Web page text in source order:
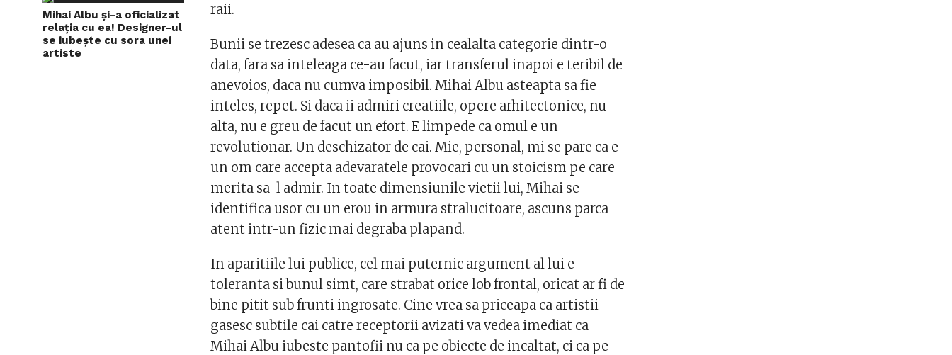
Mihai Albu și-a oficializat
relația cu ea! Designer-ul
se iubește cu sora unei
artiste
raii.
Bunii se trezesc adesea ca au ajuns in cealalta categorie dintr-o
data, fara sa inteleaga ce-au facut, iar transferul inapoi e teribil de
anevoios, daca nu cumva imposibil. Mihai Albu asteapta sa fie
inteles, repet. Si daca ii admiri creatiile, opere arhitectonice, nu
alta, nu e greu de facut un efort. E limpede ca omul e un
revolutionar. Un deschizator de cai. Mie, personal, mi se pare ca e
un om care accepta adevaratele provocari cu un stoicism pe care
merita sa-l admir. In toate dimensiunile vietii lui, Mihai se
identifica usor cu un erou in armura stralucitoare, ascuns parca
atent intr-un fizic mai degraba plapand.
In aparitiile lui publice, cel mai puternic argument al lui e
toleranta si bunul simt, care strabat orice lob frontal, oricat ar fi de
bine pitit sub frunti ingrosate. Cine vrea sa priceapa ca artistii
gasesc subtile cai catre receptorii avizati va vedea imediat ca
Mihai Albu iubeste pantofii nu ca pe obiecte de incaltat, ci ca pe